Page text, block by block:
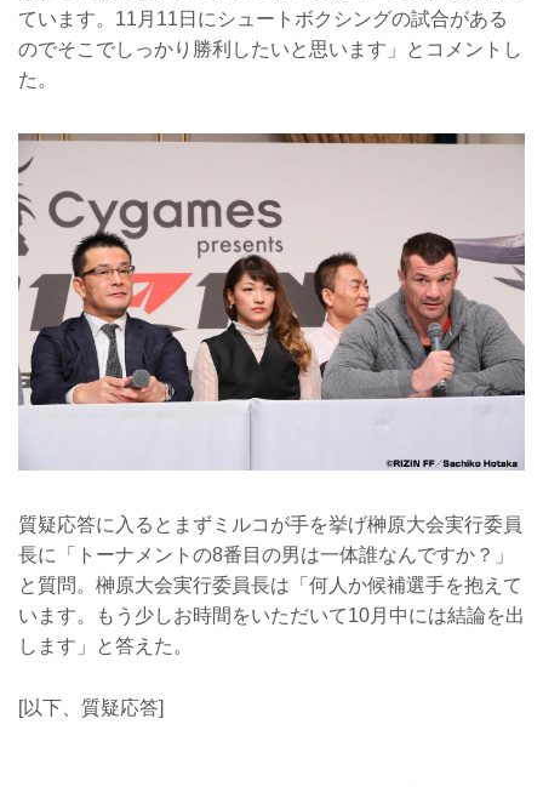
ています。11月11日にシュートボクシングの試合がある
のでそこでしっかり勝利したいと思います」とコメントし
た。
質疑応答に入るとまずミルコが手を挙げ榊原大会実行委員
長に「トーナメントの8番目の男は一体誰なんですか？」
と質問。榊原大会実行委員長は「何人か候補選手を抱えて
います。もう少しお時間をいただいて10月中には結論を出
します」と答えた。
[以下、質疑応答]